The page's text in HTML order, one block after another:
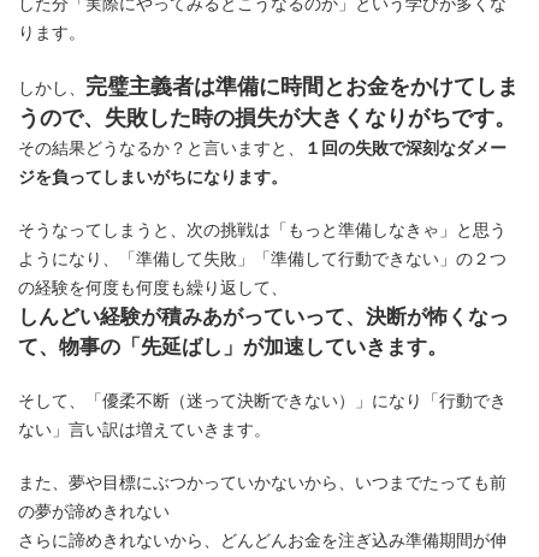
ります。
しかし、 完璧主義者は準備に時間とお金をかけてしま
うので、失敗した時の損失が大きくなりがちです。
その結果どうなるか？と言いますと、
１回の失敗で深刻なダメー
ジを負ってしまいがちになります。
そうなってしまうと、次の挑戦は「もっと準備しなきゃ」と思う
ようになり、「準備して失敗」「準備して行動できない」の２つ
の経験を何度も何度も繰り返して、
しんどい経験が積みあがっていって、決断が怖くなっ
て、物事の「先延ばし」が加速していきます。
そして、「優柔不断（迷って決断できない）」になり「行動でき
ない」言い訳は増えていきます。
また、夢や目標にぶつかっていかないから、いつまでたっても前
の夢が諦めきれない
さらに諦めきれないから、どんどんお金を注ぎ込み準備期間が伸